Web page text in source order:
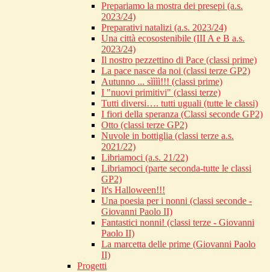
Prepariamo la mostra dei presepi (a.s.
2023/24)
Preparativi natalizi (a.s. 2023/24)
Una città ecosostenibile (III A e B a.s.
2023/24)
Il nostro pezzettino di Pace (classi prime)
La pace nasce da noi (classi terze GP2)
Autunno ... sìììì!!! (classi prime)
I "nuovi primitivi" (classi terze)
Tutti diversi…. tutti uguali (tutte le classi)
I fiori della speranza (Classi seconde GP2)
Otto (classi terze GP2)
Nuvole in bottiglia (classi terze a.s.
2021/22)
Libriamoci (a.s. 21/22)
Libriamoci (parte seconda-tutte le classi
GP2)
It's Halloween!!!
Una poesia per i nonni (classi seconde -
Giovanni Paolo II)
Fantastici nonni! (classi terze - Giovanni
Paolo II)
La marcetta delle prime (Giovanni Paolo
II)
Progetti